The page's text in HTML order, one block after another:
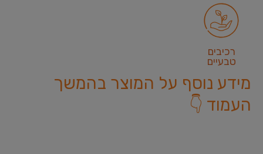
רכיבים
טבעיים
מידע נוסף על המוצר בהמשך
העמוד 👇